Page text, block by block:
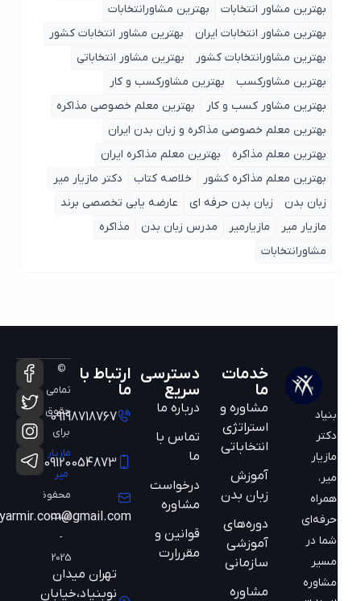
بهترین مشاور انتخابات
بهترین مشاورانتخابات
بهترین مشاور انتخابات ایران
بهترین مشاور انتخابات کشور
بهترین مشاورانتخابات کشور
بهترین مشاور انتخاباتی
بهترین مشاورکسب
بهترین مشاورکسب و کار
بهترین مشاور کسب و کار
بهترین معلم خصوصی مذاکره
بهترین معلم خصوصی مذاکره و زبان بدن ایران
بهترین معلم مذاکره
بهترین معلم مذاکره ایران
بهترین معلم مذاکره کشور
خلاصه کتاب
دکتر مازیار میر
زبان بدن
زبان بدن حرفه ای
عارضه یابی تخصصی برند
مازیار میر
مازیارمیر مدرس زبان بدن
مذاکره
مشاورانتخابات
مازیار
همراه
حرفه‌ای
شما در
مسیر
مشاوره
خدمات
مشاوره و
استراتژی
انتخاباتی
آموزش
زبان بدن
دوره‌های
آموزشی
سازمانی
مشاوره
دسترسی
سریع
درباره ما
تماس با
ما
درخواست
مشاوره
قوانین و
مقررارت
ارتباط با
09198718767
09120054873
mazyarmir.com@gmail.com
تهران میدان
نوبنیاد،خیابان
©
تمامی
حقوق
مازیار
محفوظ
است